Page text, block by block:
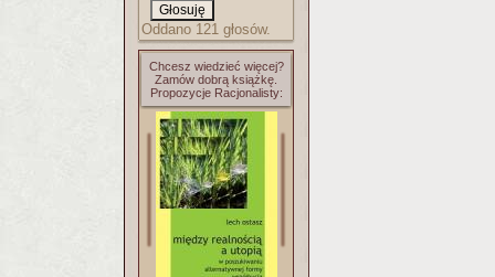
Oddano 121 głosów.
Chcesz wiedzieć więcej?
Zamów dobrą książkę.
Propozycje Racjonalisty: